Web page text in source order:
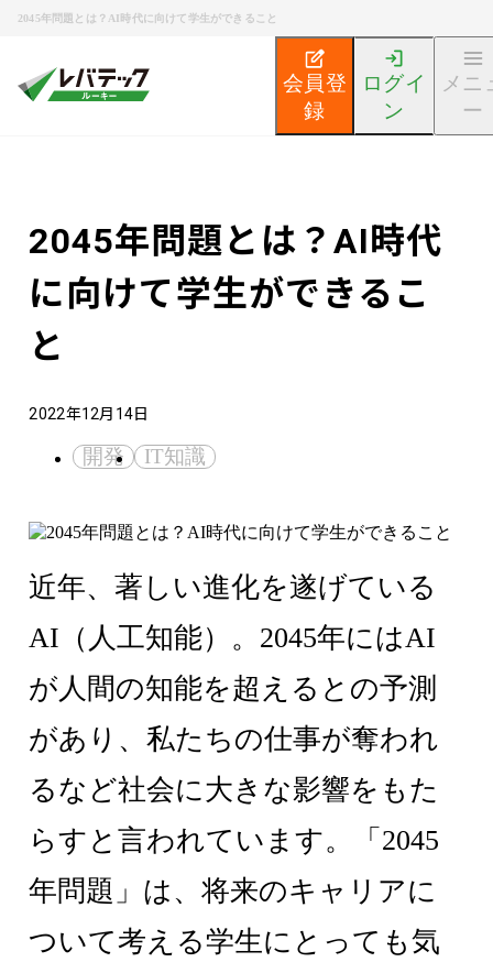
2045年問題とは？AI時代に向けて学生ができること
会員登
録
ログイ
ン
メニ
ー
エンジニア就活ノウハウ記事
2045年問題とは？AI時代
に向けて学生ができるこ
と
2022年12月14日
開発 IT知識
近年、著しい進化を遂げている
AI（人工知能）。2045年にはAI
が人間の知能を超えるとの予測
があり、私たちの仕事が奪われ
るなど社会に大きな影響をもた
らすと言われています。「2045
年問題」は、将来のキャリアに
ついて考える学生にとっても気